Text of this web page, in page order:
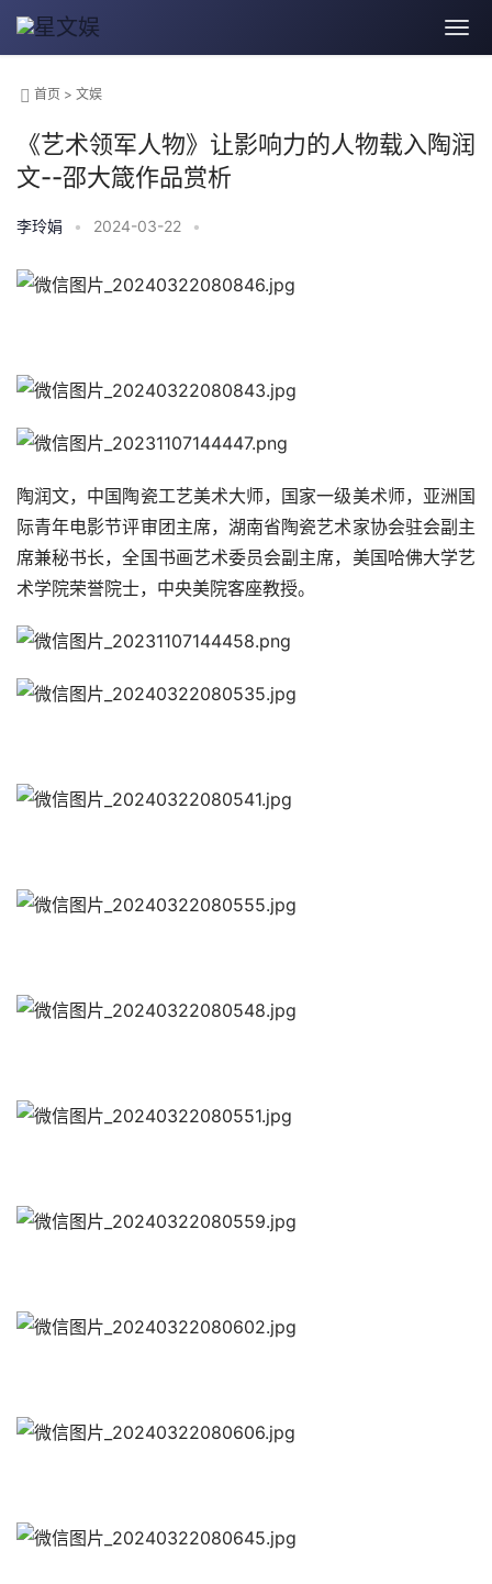
首页 > 文娱
《艺术领军人物》让影响力的人物载入陶润
文--邵大箴作品赏析
李玲娟 • 2024-03-22 •
陶润文，中国陶瓷工艺美术大师，国家一级美术师，亚洲国
际青年电影节评审团主席，湖南省陶瓷艺术家协会驻会副主
席兼秘书长，全国书画艺术委员会副主席，美国哈佛大学艺
术学院荣誉院士，中央美院客座教授。